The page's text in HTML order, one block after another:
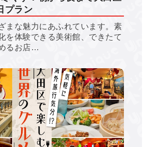
プラン
まな魅力にあふれています。素
を体験できる美術館、できたて
るお店…